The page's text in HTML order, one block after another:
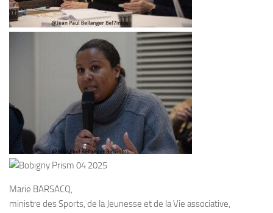
Marie BARSACQ,
ministre des Sports, de la Jeunesse et de la Vie associative,